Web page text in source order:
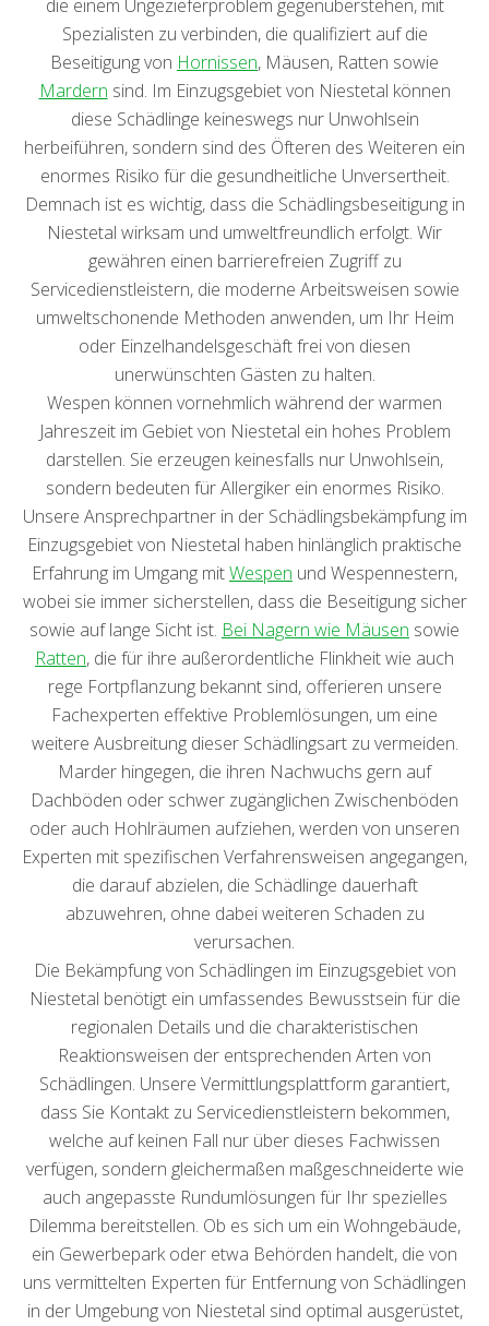
die einem Ungezieferproblem gegenüberstehen, mit
Spezialisten zu verbinden, die qualifiziert auf die
Beseitigung von Hornissen, Mäusen, Ratten sowie
Mardern sind. Im Einzugsgebiet von Niestetal können
diese Schädlinge keineswegs nur Unwohlsein
herbeiführen, sondern sind des Öfteren des Weiteren ein
enormes Risiko für die gesundheitliche Unversertheit.
Demnach ist es wichtig, dass die Schädlingsbeseitigung in
Niestetal wirksam und umweltfreundlich erfolgt. Wir
gewähren einen barrierefreien Zugriff zu
Servicedienstleistern, die moderne Arbeitsweisen sowie
umweltschonende Methoden anwenden, um Ihr Heim
oder Einzelhandelsgeschäft frei von diesen
unerwünschten Gästen zu halten.
Wespen können vornehmlich während der warmen
Jahreszeit im Gebiet von Niestetal ein hohes Problem
darstellen. Sie erzeugen keinesfalls nur Unwohlsein,
sondern bedeuten für Allergiker ein enormes Risiko.
Unsere Ansprechpartner in der Schädlingsbekämpfung im
Einzugsgebiet von Niestetal haben hinlänglich praktische
Erfahrung im Umgang mitWespen und Wespennestern,
wobei sie immer sicherstellen, dass die Beseitigung sicher
sowie auf lange Sicht ist. Bei Nagern wie Mäusen sowie
Ratten, die für ihre außerordentliche Flinkheit wie auch
rege Fortpflanzung bekannt sind, offerieren unsere
Fachexperten effektive Problemlösungen, um eine
weitere Ausbreitung dieser Schädlingsart zu vermeiden.
Marder hingegen, die ihren Nachwuchs gern auf
Dachböden oder schwer zugänglichen Zwischenböden
oder auch Hohlräumen aufziehen, werden von unseren
Experten mit spezifischen Verfahrensweisen angegangen,
die darauf abzielen, die Schädlinge dauerhaft
abzuwehren, ohne dabei weiteren Schaden zu
verursachen.
Die Bekämpfung von Schädlingen im Einzugsgebiet von
Niestetal benötigt ein umfassendes Bewusstsein für die
regionalen Details und die charakteristischen
Reaktionsweisen der entsprechenden Arten von
Schädlingen. Unsere Vermittlungsplattform garantiert,
dass Sie Kontakt zu Servicedienstleistern bekommen,
welche auf keinen Fall nur über dieses Fachwissen
verfügen, sondern gleichermaßen maßgeschneiderte wie
auch angepasste Rundumlösungen für Ihr spezielles
Dilemma bereitstellen. Ob es sich um ein Wohngebäude,
ein Gewerbepark oder etwa Behörden handelt, die von
uns vermittelten Experten für Entfernung von Schädlingen
in der Umgebung von Niestetal sind optimal ausgerüstet,